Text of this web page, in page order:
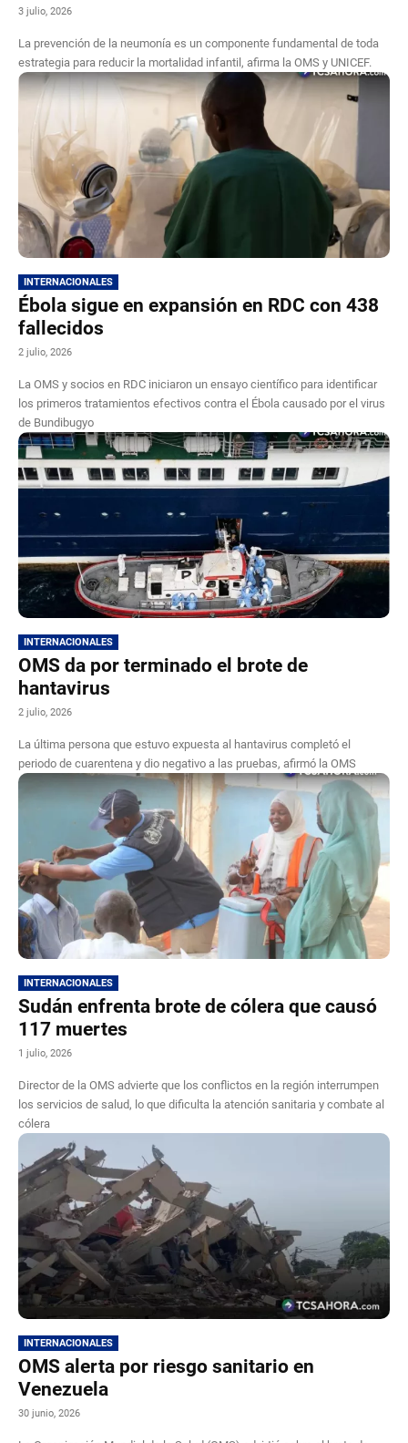
3 julio, 2026
La prevención de la neumonía es un componente fundamental de toda
estrategia para reducir la mortalidad infantil, afirma la OMS y UNICEF.
INTERNACIONALES
Ébola sigue en expansión en RDC con 438
fallecidos
2 julio, 2026
La OMS y socios en RDC iniciaron un ensayo científico para identificar
los primeros tratamientos efectivos contra el Ébola causado por el virus
de Bundibugyo
INTERNACIONALES
OMS da por terminado el brote de
hantavirus
2 julio, 2026
La última persona que estuvo expuesta al hantavirus completó el
periodo de cuarentena y dio negativo a las pruebas, afirmó la OMS
INTERNACIONALES
Sudán enfrenta brote de cólera que causó
117 muertes
1 julio, 2026
Director de la OMS advierte que los conflictos en la región interrumpen
los servicios de salud, lo que dificulta la atención sanitaria y combate al
cólera
INTERNACIONALES
OMS alerta por riesgo sanitario en
Venezuela
30 junio, 2026